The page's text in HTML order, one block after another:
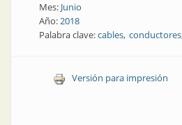
Mes: Junio
Año:2018
Palabra clave:cables conductores
Versión para impresión